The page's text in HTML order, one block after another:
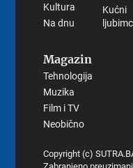
Kultura
Na dnu
Magazin
Tehnologija
Muzika
Film i TV
Neobično
Kućni
Copyright (c)